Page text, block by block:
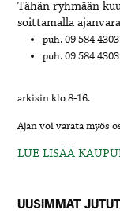
Tähän ryhmään
soittamalla
puh. 09 584
puh. 09 584
arkisin klo 8-16.
Ajan voi varata myös
LUE LISÄÄ
UUSIMMAT JUTUT